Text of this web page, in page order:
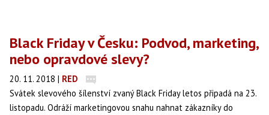
Black Friday v Česku: Podvod, marketing,
nebo opravdové slevy?
20. 11. 2018 | RED
Svátek slevového šílenství zvaný Black Friday letos připadá na 23.
listopadu. Odráží marketingovou snahu nahnat zákazníky do